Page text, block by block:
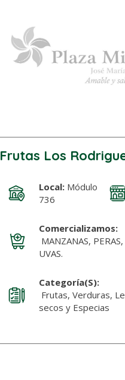
Frutas Los
Local:Módulo
736
Comercializamos:
MANZANAS,
UVAS.
Categoría(s):
Frutas, Verduras,
secos y Especias